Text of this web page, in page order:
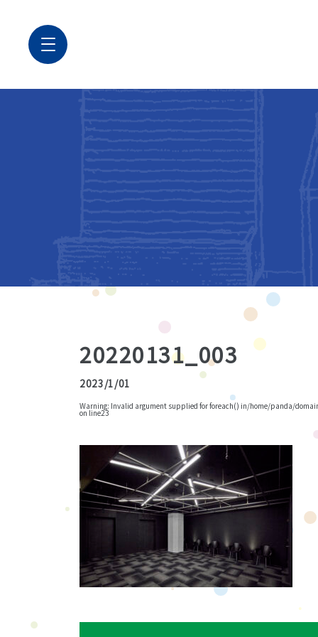
20220131_003
2023/1/01
Warning: Invalid argument supplied for foreach() in/home/panda/
on line23